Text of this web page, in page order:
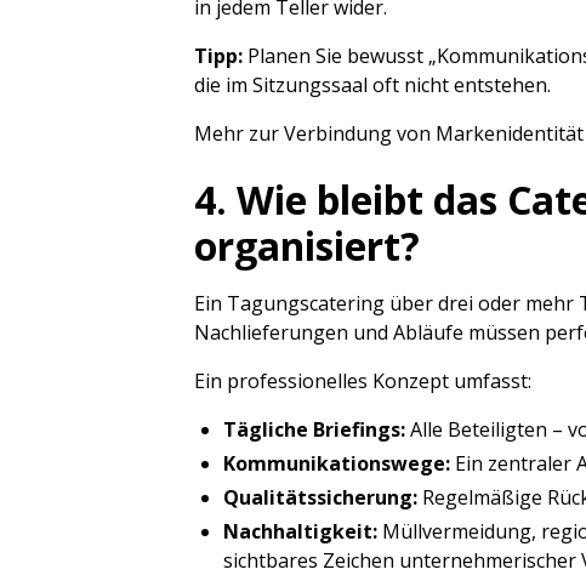
in jedem Teller wider.
Tipp: Planen Sie bewusst
die im Sitzungssaal oft nicht entstehen.
Mehr zur Verbindung von
4. Wie bleibt das
organisiert?
Ein Tagungscatering über drei oder mehr
Nachlieferungen und Abläufe müssen
Ein professionelles Konzept umfasst:
Tägliche Briefings:Alle Beteiligten –
Kommunikationswege: Ein zentraler
Qualitätssicherung: Regelmäßige
Nachhaltigkeit: Müllvermeidung,
sichtbares Zeichen unternehmerischer